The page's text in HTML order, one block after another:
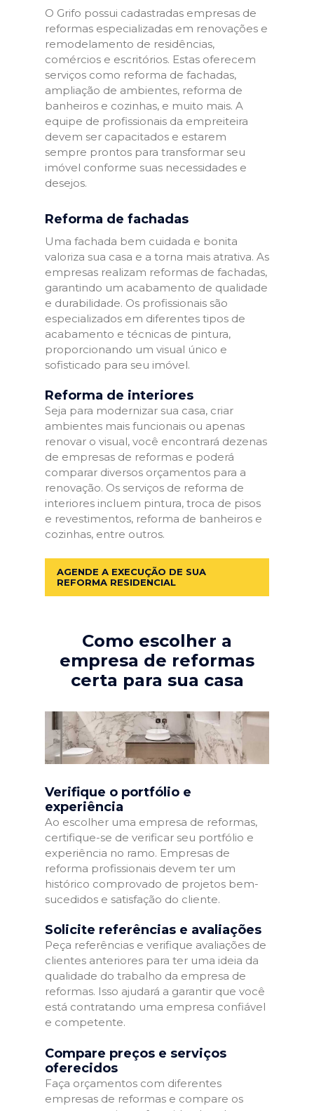
O Grifo possui cadastradas empresas de
reformas especializadas em renovações e
remodelamento de residências,
comércios e escritórios. Estas oferecem
serviços como reforma de fachadas,
ampliação de ambientes, reforma de
banheiros e cozinhas, e muito mais. A
equipe de profissionais da empreiteira
devem ser capacitados e estarem
sempre prontos para transformar seu
imóvel conforme suas necessidades e
desejos.
Reforma de fachadas
Uma fachada bem cuidada e bonita
valoriza sua casa e a torna mais atrativa. As
empresas realizam reformas de fachadas,
garantindo um acabamento de qualidade
e durabilidade. Os profissionais são
especializados em diferentes tipos de
acabamento e técnicas de pintura,
proporcionando um visual único e
sofisticado para seu imóvel.
Reforma de interiores
Seja para modernizar sua casa, criar
ambientes mais funcionais ou apenas
renovar o visual, você encontrará dezenas
de empresas de reformas e poderá
comparar diversos orçamentos para a
renovação. Os serviços de reforma de
interiores incluem pintura, troca de pisos
e revestimentos, reforma de banheiros e
cozinhas, entre outros.
AGENDE A EXECUÇÃO DE SUA
REFORMA RESIDENCIAL
Como escolher a
empresa de reformas
certa para sua casa
Verifique o portfólio e
experiência
Ao escolher uma empresa de reformas,
certifique-se de verificar seu portfólio e
experiência no ramo. Empresas de
reforma profissionais devem ter um
histórico comprovado de projetos bem-
sucedidos e satisfação do cliente.
Solicite referências e avaliações
Peça referências e verifique avaliações de
clientes anteriores para ter uma ideia da
qualidade do trabalho da empresa de
reformas. Isso ajudará a garantir que você
está contratando uma empresa confiável
e competente.
Compare preços e serviços
oferecidos
Faça orçamentos com diferentes
empresas de reformas e compare os